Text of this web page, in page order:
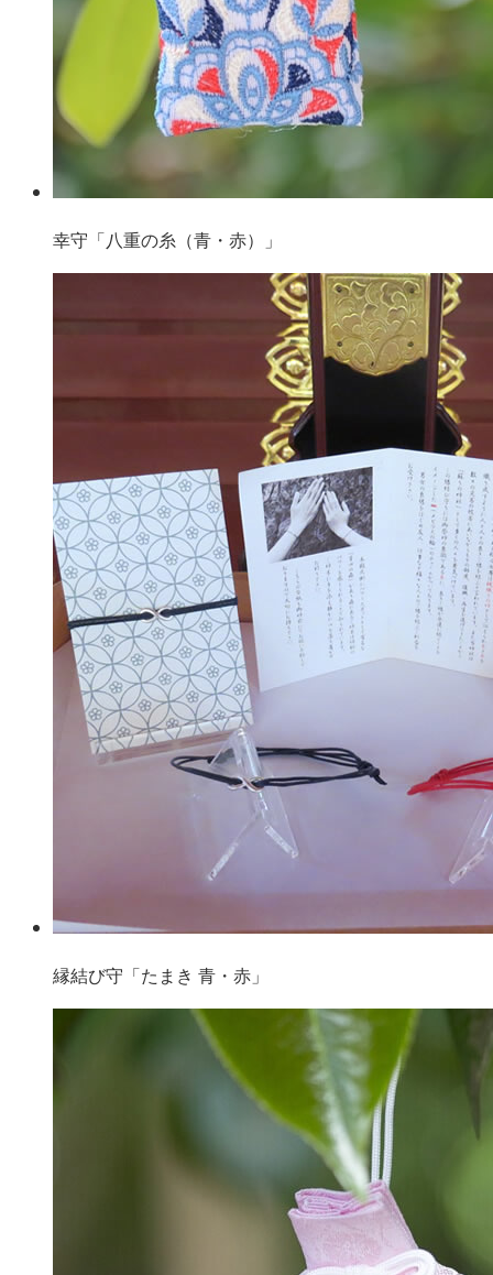
幸守「八重の糸（青・赤）」
縁結び守「たまき 青・赤」